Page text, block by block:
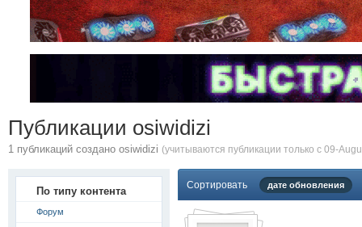
Публикации osiwidizi
1 публикаций создано osiwidizi (учитываются публикации только с 09-
По типу контента
Форум
Сортировать дате обновления